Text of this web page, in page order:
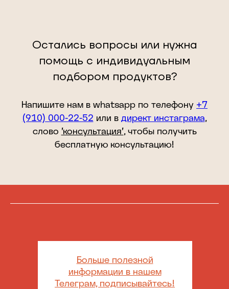
Остались вопросы или нужна
помощь с индивидуальным
подбором продуктов?
Напишите нам в whatsapp по телефону +7
(910) 000-22-52 или в директ инстаграма,
слово 'консультация', чтобы получить
бесплатную консультацию!
Больше полезной
информации в нашем
Телеграм, подписывайтесь!